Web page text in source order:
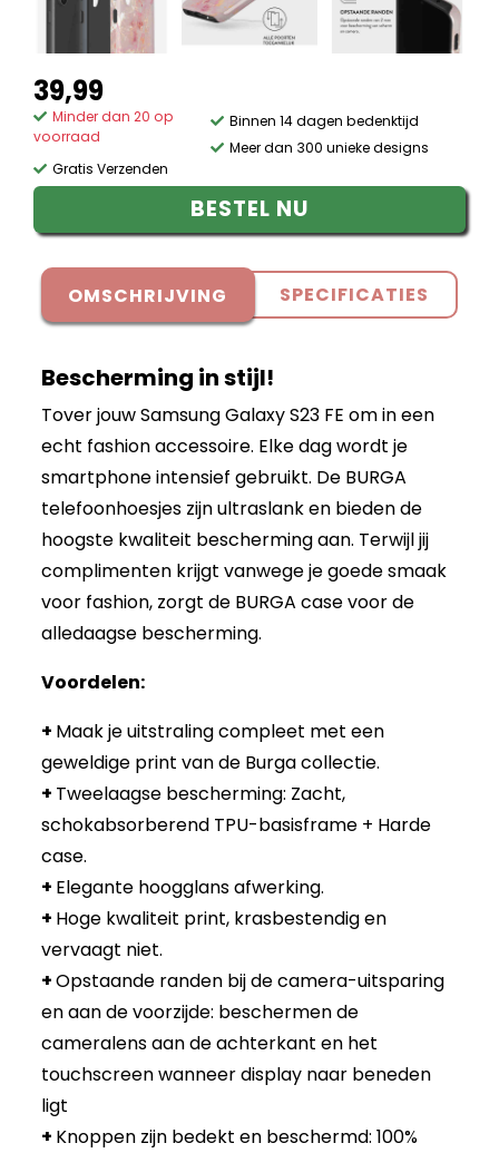
39,99
Minder dan 20 op
voorraad
Gratis Verzenden
Binnen 14 dagen bedenktijd
Meer dan 300 unieke designs
BESTEL NU
OMSCHRIJVING SPECIFICATIES
Bescherming in stijl!
Tover jouw Samsung Galaxy S23 FE om in een
echt fashion accessoire. Elke dag wordt je
smartphone intensief gebruikt. De BURGA
telefoonhoesjes zijn ultraslank en bieden de
hoogste kwaliteit bescherming aan. Terwijl jij
complimenten krijgt vanwege je goede smaak
voor fashion, zorgt de BURGA case voor de
alledaagse bescherming.
Voordelen:
+ Maak je uitstraling compleet met een
geweldige print van de Burga collectie.
+ Tweelaagse bescherming: Zacht,
schokabsorberend TPU-basisframe + Harde
case.
+ Elegante hoogglans afwerking.
+ Hoge kwaliteit print, krasbestendig en
vervaagt niet.
+Opstaande randen bij de camera-uitsparing
en aan de voorzijde: beschermen de
cameralens aan de achterkant en het
touchscreen wanneer display naar beneden
ligt
+ Knoppen zijn bedekt en beschermd: 100%